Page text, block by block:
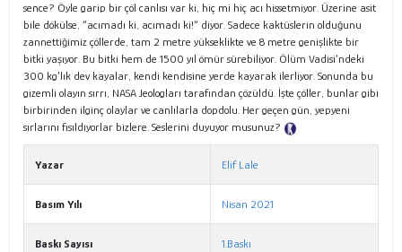
sence? Öyle garip bir çöl canlısı var ki, hiç mi hiç acı hissetmiyor. Üzerine asit
bile dökülse, “acımadı ki, acımadı ki!” diyor. Sadece kaktüslerin olduğunu
zannettiğimiz çöllerde, tam 2 metre yükseklikte ve 8 metre genişlikte bir
bitki yaşıyor. Bu bitki hem de 1500 yıl ömür sürebiliyor. Ölüm Vadisi’ndeki
300 kg’lık dev kayalar, kendi kendisine yerde kayarak ilerliyor. Sonunda bu
gizemli olayın sırrı, NASA Jeologları tarafından çözüldü. İşte çöller, bunlar gibi
birbirinden ilginç olaylar ve canlılarla dopdolu. Her geçen gün, yepyeni
sırlarını fısıldıyorlar bizlere. Seslerini duyuyor musunuz?
Yazar Elif Lale
Basım Yılı Nisan 2021
Baskı Sayısı 1.Baskı